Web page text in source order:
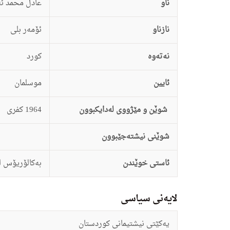
ناو
عادل محمد
نازناو
ئۆمه‌ر بلی
نەتەوە
كورد
ئایین
موسلمان
شوێن و مێژووی لەدایکبوون
1964 کفری
شوێنی نیشتەجێبوون
ئاستى خوێندن
به‌کالۆریۆس
لایەنی سیاسی
یه‌کێتی نیشتیمانی کوردستان